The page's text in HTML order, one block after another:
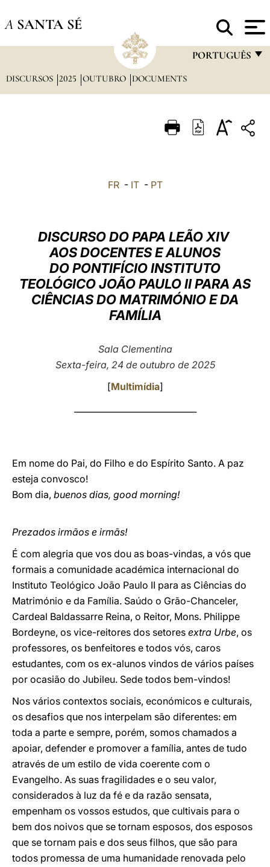
A SANTA SÉ
PORTUGUÊS
ITALIANO
العربيّة
中文
LATINE
DISCURSOS 2025 OUTUBRO DOCUMENTS
FR- IT- PT
DISCURSO DO PAPA LEÃO XIV
AOS DOCENTES E ALUNOS
DO PONTIFÍCIO INSTITUTO
TEOLÓGICO JOÃO PAULO II PARA AS
CIÊNCIAS DO MATRIMÓNIO E DA
FAMÍLIA
Sala Clementina
Sexta-feira, 24 de outubro de 2025
[Multimídia]
Em nome do Pai, do Filho e do Espírito Santo. A paz
esteja convosco!
Bom dia, buenos dias, good morning!
Prezados irmãos e irmãs!
É com alegria que vos dou as boas-vindas, a vós que
formais a comunidade académica internacional do
Instituto Teológico João Paulo II para as Ciências do
Matrimónio e da Família. Saúdo o Grão-Chanceler,
Cardeal Baldassarre Reina, o Reitor, Mons. Philippe
Bordeyne, os vice-reitores dos setores extra Urbe, os
professores, os benfeitores e todos vós, caros
estudantes, com os ex-alunos vindos de vários países
por ocasião do Jubileu. Sede todos bem-vindos!
Nos vários contextos sociais, económicos e culturais,
os desafios que nos interpelam são diferentes: em
toda a parte e sempre, porém, somos chamados a
apoiar, defender e promover a família, antes de tudo
através de um estilo de vida coerente com o
Evangelho. As suas fragilidades e o seu valor,
considerados à luz da fé e da razão sensata,
empenham os vossos estudos, que cultivais para o
bem dos noivos que se tornam esposos, dos esposos
que se tornam pais e dos seus filhos, que são para
todos promessa de uma humanidade renovada pelo